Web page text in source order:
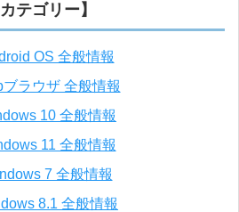
カテゴリー】
OS 全般情報
ブラウザ 全般情報
10 全般情報
11 全般情報
7 全般情報
8.1 全般情報